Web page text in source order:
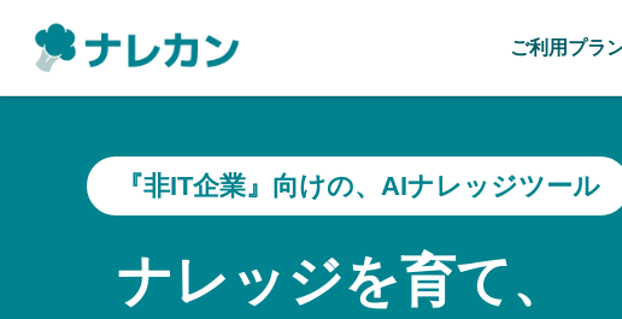
ご利用プラ
『非IT企業』向けの、AIナレッジツール
ナレッジを育て、